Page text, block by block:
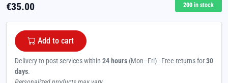
€35.00 200 in stock
Add to cart
Delivery to post services within 24 hours (Mon–Fri) · Free returns for30
days.